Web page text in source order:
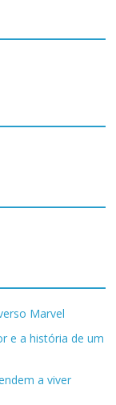
Marvel
e a história de um
a viver